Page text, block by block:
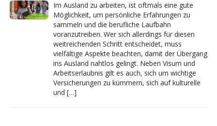
Im Ausland zu arbeiten, ist oftmals eine gute
Möglichkeit, um persönliche Erfahrungen zu
sammeln und die berufliche Laufbahn
voranzutreiben. Wer sich allerdings für diesen
weitreichenden Schritt entscheidet, muss
vielfältige Aspekte beachten, damit der Übergang
ins Ausland nahtlos gelingt. Neben Visum und
Arbeitserlaubnis gilt es auch, sich um wichtige
Versicherungen zu kümmern, sich auf kulturelle
und […]